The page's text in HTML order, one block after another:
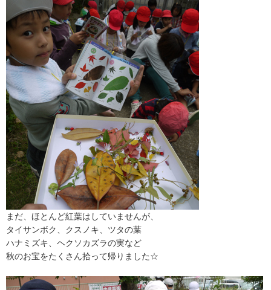
まだ、ほとんど紅葉はしていませんが、
タイサンボク、クスノキ、ツタの葉
ハナミズキ、ヘクソカズラの実など
秋のお宝をたくさん拾って帰りました☆